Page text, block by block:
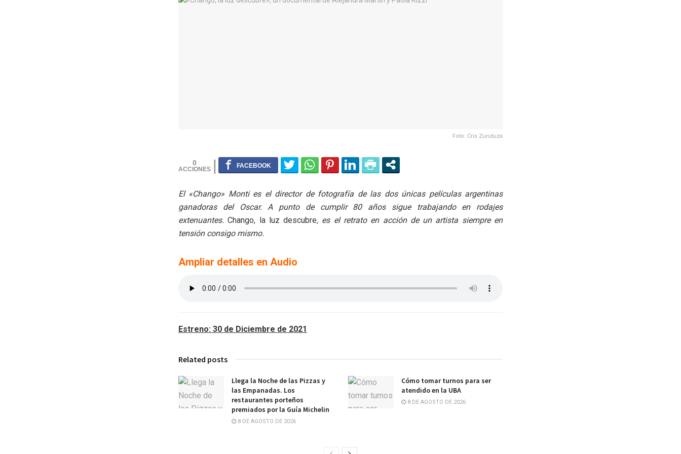
Foto: Cris Zurutuza
0
El «Chango» Monti es el director de fotografía de las dos únicas películas argentinas
ganadoras del Oscar. A punto de cumplir 80 años sigue trabajando en rodajes
extenuantes.Chango, la luz descubre, es el retrato en acción de un artista siempre en
tensión consigo mismo.
Ampliar detalles en Audio
Estreno: 30 de Diciembre de 2021
Related posts
Llega la Noche de las Pizzas y
las Empanadas. Los
restaurantes porteños
premiados por la Guía Michelin
8 DE AGOSTO DE 2026
Cómo tomar turnos para ser
atendido en la UBA
8 DE AGOSTO DE 2026